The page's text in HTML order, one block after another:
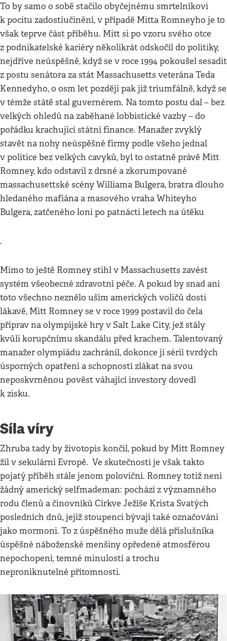
To by samo o sobě stačilo obyčejnému smrtelníkovi
k pocitu zadostiučinění, v případě Mitta Romneyho je to
však teprve část příběhu. Mitt si po vzoru svého otce
z podnikatelské kariéry několikrát odskočil do politiky,
nejdříve neúspěšně, když se v roce 1994 pokoušel sesadit
z postu senátora za stát Massachusetts veterána Teda
Kennedyho, o osm let později pak již triumfálně, když se
v témže státě stal guvernérem. Na tomto postu dal – bez
velkých ohledů na zaběhané lobbistické vazby – do
pořádku krachující státní finance. Manažer zvyklý
stavět na nohy neúspěšné firmy podle všeho jednal
v politice bez velkých cavyků, byl to ostatně právě Mitt
Romney, kdo odstavil z drsné a zkorumpované
massachusettské scény Williama Bulgera, bratra dlouho
hledaného mafiána a masového vraha Whiteyho
Bulgera, zatčeného loni po patnácti letech na útěku
.
Mimo to ještě Romney stihl v Massachusetts zavést
systém všeobecné zdravotní péče. A pokud by snad ani
toto všechno neznělo uším amerických voličů dosti
lákavě, Mitt Romney se v roce 1999 postavil do čela
příprav na olympijské hry v Salt Lake City, jež stály
kvůli korupčnímu skandálu před krachem. Talentovaný
manažer olympiádu zachránil, dokonce ji sérií tvrdých
úsporných opatření a schopností zlákat na svou
neposkvrněnou pověst váhající investory dovedl
k zisku.
Síla víry
Zhruba tady by životopis končil, pokud by Mitt Romney
žil v sekulární Evropě. Ve skutečnosti je však takto
pojatý příběh stále jenom poloviční. Romney totiž není
žádný americký selfmademan: pochází z významného
rodu členů a činovníků Církve Ježíše Krista Svatých
posledních dnů, jejíž stoupenci bývají také označováni
jako mormoni. To z úspěšného muže dělá příslušníka
úspěšné náboženské menšiny opředené atmosférou
nepochopení, temné minulosti a trochu
neproniknutelné přítomnosti.